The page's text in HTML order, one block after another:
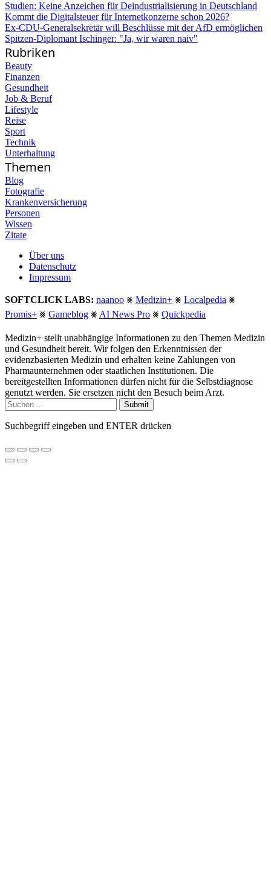
Studien: Keine Anzeichen für Deindustrialisierung in Deutschland
Kommt die Digitalsteuer für Internetkonzerne schon 2026?
Ex-CDU-Generalsekretär will Beschlüsse mit der AfD ermöglichen
Spitzen-Diplomant Ischinger: "Ja, wir waren naiv"
Rubriken
Beauty
Finanzen
Gesundheit
Job & Beruf
Lifestyle
Reise
Sport
Technik
Unterhaltung
Themen
Blog
Fotografie
Krankenversicherung
Personen
Wissen
Zitate
Über uns
Datenschutz
Impressum
SOFTCLICK LABS: naanoo ⨳ Medizin+ ⨳ Localpedia ⨳
Promis+ ⨳ Gameblog ⨳ AI News Pro ⨳ Quickpedia
Medizin+ stellt unabhängige Informationen zu den Themen Medizin
und Gesundheit bereit. Wir folgen den Erkenntnissen der
evidenzbasierten Medizin und erhalten keine Zahlungen von
Pharmaunternehmen oder staatlichen Institutionen. Die
bereitgestellten Informationen dürfen nicht für die Selbstdiagnose
genutzt werden. Sie ersetzen nicht den Besuch beim Arzt.
Submit
Suchbegriff eingeben und ENTER drücken